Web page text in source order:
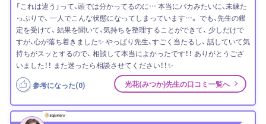
「これは違う」って、頭では分かってるのに… 本当にバカみたいに、未練た
っぷりで、 一人でこんな状態になってしまっています…。 でも、先生の鑑
定を受けて、 結果を聞いて、気持ちを整理することができて、 少しだけで
すが、心が落ち着きました✨ やっぱり先生、すごく当たるし、 話していて気
持ちがスッとするので、 相談して本当によかったです！！ ありがとうござ
いました！！ また迷ったら相談させてください！！✨
参考になった(0) 光花(みつか)先生の口コミ一覧へ